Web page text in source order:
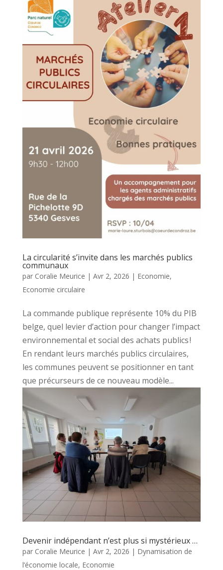
La circularité s’invite dans les marchés publics
communaux
par Coralie Meurice | Avr 2, 2026 | Economie,
Economie circulaire
La commande publique représente 10% du PIB
belge, quel levier d’action pour changer l’impact
environnemental et social des achats publics !
En rendant leurs marchés publics circulaires,
les communes peuvent se positionner en tant
que précurseurs de ce nouveau modèle...
Devenir indépendant n’est plus si mystérieux …
par Coralie Meurice | Avr 2, 2026 | Dynamisation de
l’économie locale, Economie